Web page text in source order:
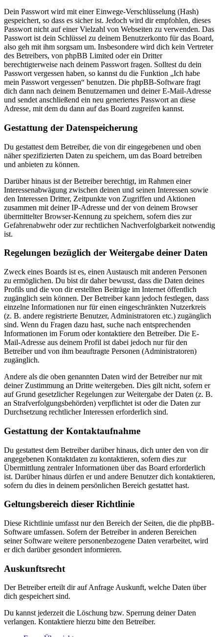
Dein Passwort wird mit einer Einwege-Verschlüsselung (Hash)
gespeichert, so dass es sicher ist. Jedoch wird dir empfohlen, dieses
Passwort nicht auf einer Vielzahl von Webseiten zu verwenden. Das
Passwort ist dein Schlüssel zu deinem Benutzerkonto für das Board,
also geh mit ihm sorgsam um. Insbesondere wird dich kein Vertreter
des Betreibers, von phpBB Limited oder ein Dritter
berechtigterweise nach deinem Passwort fragen. Solltest du dein
Passwort vergessen haben, so kannst du die Funktion „Ich habe
mein Passwort vergessen“ benutzen. Die phpBB-Software fragt
dich dann nach deinem Benutzernamen und deiner E-Mail-Adresse
und sendet anschließend ein neu generiertes Passwort an diese
Adresse, mit dem du dann auf das Board zugreifen kannst.
Gestattung der Datenspeicherung
Du gestattest dem Betreiber, die von dir eingegebenen und oben
näher spezifizierten Daten zu speichern, um das Board betreiben
und anbieten zu können.
Darüber hinaus ist der Betreiber berechtigt, im Rahmen einer
Interessenabwägung zwischen deinen und seinen Interessen sowie
den Interessen Dritter, Zeitpunkte von Zugriffen und Aktionen
zusammen mit deiner IP-Adresse und der von deinem Browser
übermittelter Browser-Kennung zu speichern, sofern dies zur
Gefahrenabwehr oder zur rechtlichen Nachverfolgbarkeit notwendig
ist.
Regelungen bezüglich der Weitergabe deiner Daten
Zweck eines Boards ist es, einen Austausch mit anderen Personen
zu ermöglichen. Du bist dir daher bewusst, dass die Daten deines
Profils und die von dir erstellten Beiträge im Internet öffentlich
zugänglich sein können. Der Betreiber kann jedoch festlegen, dass
einzelne Informationen nur für einen eingeschränkten Nutzerkreis
(z. B. andere registrierte Benutzer, Administratoren etc.) zugänglich
sind. Wenn du Fragen dazu hast, suche nach entsprechenden
Informationen im Forum oder kontaktiere den Betreiber. Die E-
Mail-Adresse aus deinem Profil ist dabei jedoch nur für den
Betreiber und von ihm beauftragte Personen (Administratoren)
zugänglich.
Andere als die oben genannten Daten wird der Betreiber nur mit
deiner Zustimmung an Dritte weitergeben. Dies gilt nicht, sofern er
auf Grund gesetzlicher Regelungen zur Weitergabe der Daten (z. B.
an Strafverfolgungsbehörden) verpflichtet ist oder die Daten zur
Durchsetzung rechtlicher Interessen erforderlich sind.
Gestattung der Kontaktaufnahme
Du gestattest dem Betreiber darüber hinaus, dich unter den von dir
angegebenen Kontaktdaten zu kontaktieren, sofern dies zur
Übermittlung zentraler Informationen über das Board erforderlich
ist. Darüber hinaus dürfen er und andere Benutzer dich kontaktieren,
sofern du dies in deinem persönlichen Bereich gestattet hast.
Geltungsbereich dieser Richtlinie
Diese Richtlinie umfasst nur den Bereich der Seiten, die die phpBB-
Software umfassen. Sofern der Betreiber in anderen Bereichen
seiner Software weitere personenbezogene Daten verarbeitet, wird
er dich darüber gesondert informieren.
Auskunftsrecht
Der Betreiber erteilt dir auf Anfrage Auskunft, welche Daten über
dich gespeichert sind.
Du kannst jederzeit die Löschung bzw. Sperrung deiner Daten
verlangen. Kontaktiere hierzu bitte den Betreiber.